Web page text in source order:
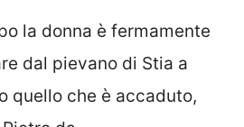
la donna è fermamente
dal pievano di Stia a
quello che è accaduto,